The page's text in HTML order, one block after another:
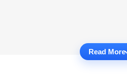
Read More